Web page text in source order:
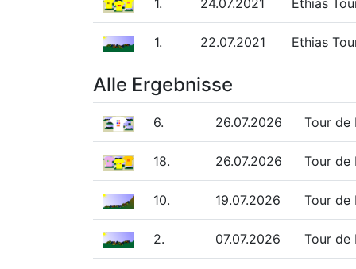
1. 24.07.2021 Ethias
1. 22.07.2021 Ethias
Alle Ergebnisse
6. 26.07.2026 Tour de
18. 26.07.2026 Tour de
10. 19.07.2026 Tour de
2. 07.07.2026 Tour de